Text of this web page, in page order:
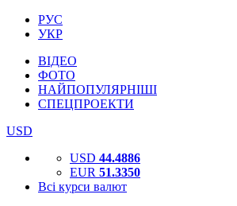
РУС
УКР
ВІДЕО
ФОТО
НАЙПОПУЛЯРНІШІ
СПЕЦПРОЕКТИ
USD
USD 44.4886
EUR 51.3350
Всі курси валют